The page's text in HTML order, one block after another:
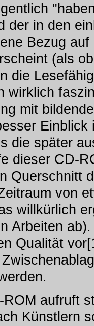
der in den
Bezug
(als
die
wirklich
mit
die später
dieser CD-
Querschnitt
von
willkürlich
Arbeiten
Qualität
ROM aufruft
Künstlern